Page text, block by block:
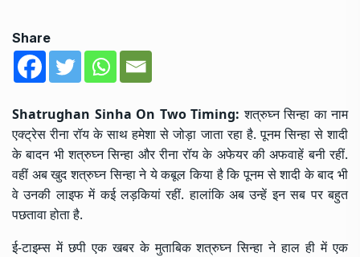
Share
Shatrughan Sinha On Two Timing:शत्रुघ्न सिन्हा का नाम
एक्ट्रेस रीना रॉय के साथ हमेशा से जोड़ा जाता रहा है. पूनम सिन्हा से शादी
के बादन भी शत्रुघ्न सिन्हा और रीना रॉय के अफेयर की अफवाहें बनी रहीं.
वहीं अब खुद शत्रुघ्न सिन्हा ने ये कबूल किया है कि पूनम से शादी के बाद भी
वे उनकी लाइफ में कई लड़कियां रहीं. हालांकि अब उन्हें इन सब पर बहुत
पछतावा होता है.
ई-टाइम्स में छपी एक खबर के मुताबिक शत्रुघ्न सिन्हा ने हाल ही में एक